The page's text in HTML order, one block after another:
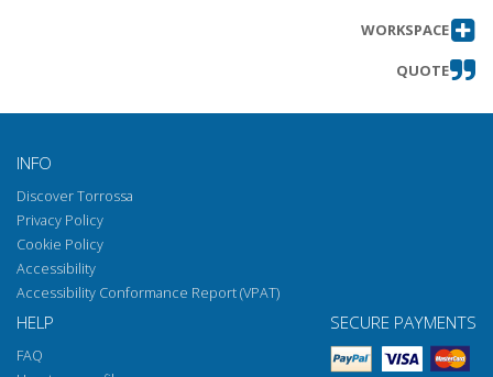
WORKSPACE
QUOTE
INFO
Discover Torrossa
Privacy Policy
Cookie Policy
Accessibility
Accessibility Conformance Report (VPAT)
HELP
FAQ
SECURE PAYMENTS